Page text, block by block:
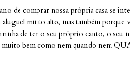
de comprar nossa própria casa se
aluguel muito alto, mas também porque
de ter o seu próprio canto, o seu
muito bem como nem quando nem